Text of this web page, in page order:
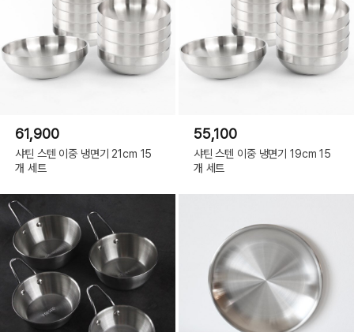
61,900
샤틴 스텐 이중 냉면기 21cm 15
개 세트
55,100
샤틴 스텐 이중 냉면기 19cm 15
개 세트